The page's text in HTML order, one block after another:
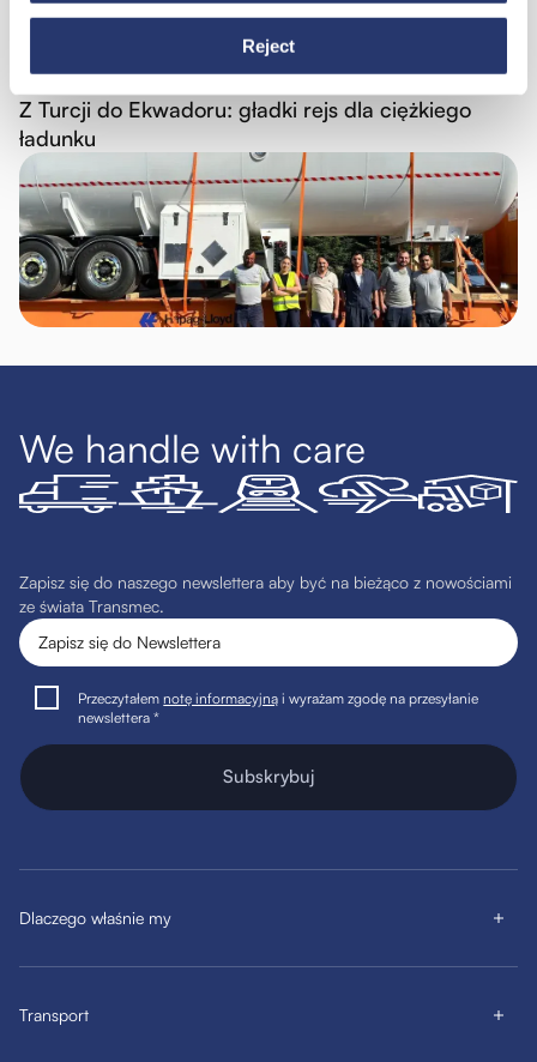
Reject
Z Turcji do Ekwadoru: gładki rejs dla ciężkiego
ładunku
We handle with care
Zapisz się do naszego newslettera aby być na bieżąco z nowościami
ze świata Transmec.
Przeczytałemnotę informacyjną i wyrażam zgodę na przesyłanie
newslettera *
Subskrybuj
Dlaczego właśnie my
Transport